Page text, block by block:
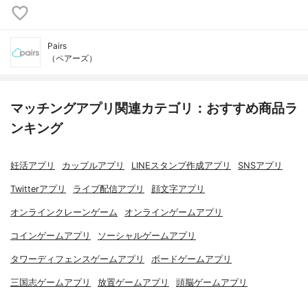
Pairs
（ペアーズ）
マッチングアプリ関連カテゴリ：おすすめ商品ラ
ンキング
妊活アプリ カップルアプリ LINEスタンプ作成アプリ SNSアプリ
Twitterアプリ ライブ配信アプリ 顔文字アプリ
オンラインクレーンゲーム オンラインゲームアプリ
コインゲームアプリ ソーシャルゲームアプリ
タワーディフェンスゲームアプリ ボードゲームアプリ
三国志ゲームアプリ 放置ゲームアプリ 頭脳ゲームアプリ